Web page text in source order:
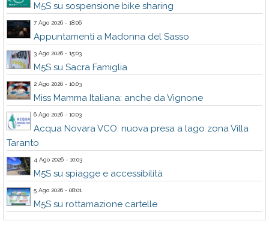
M5S su sospensione bike sharing
7 Ago 2026 - 18:06
Appuntamenti a Madonna del Sasso
3 Ago 2026 - 15:03
M5S su Sacra Famiglia
2 Ago 2026 - 10:03
Miss Mamma Italiana: anche da Vignone
6 Ago 2026 - 10:03
Acqua Novara VCO: nuova presa a lago zona Villa
Taranto
4 Ago 2026 - 10:03
M5S su spiagge e accessibilità
5 Ago 2026 - 08:01
M5S su rottamazione cartelle